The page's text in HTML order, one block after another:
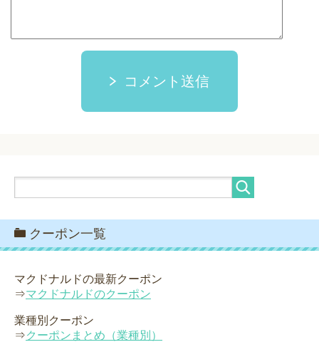
コメント送信
クーポン一覧
マクドナルドの最新クーポン
⇒マクドナルドのクーポン
業種別クーポン
⇒クーポンまとめ（業種別）